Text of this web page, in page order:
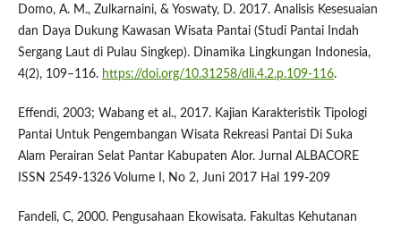
Domo, A. M., Zulkarnaini, & Yoswaty, D. 2017. Analisis Kesesuaian
dan Daya Dukung Kawasan Wisata Pantai (Studi Pantai Indah
Sergang Laut di Pulau Singkep). Dinamika Lingkungan Indonesia,
4(2), 109–116. https://doi.org/10.31258/dli.4.2.p.109-116.
Effendi, 2003; Wabang et al., 2017. Kajian Karakteristik Tipologi
Pantai Untuk Pengembangan Wisata Rekreasi Pantai Di Suka
Alam Perairan Selat Pantar Kabupaten Alor. Jurnal ALBACORE
ISSN 2549-1326 Volume I, No 2, Juni 2017 Hal 199-209
Fandeli, C, 2000. Pengusahaan Ekowisata. Fakultas Kehutanan